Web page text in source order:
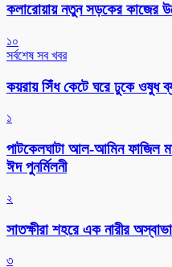
কলারোয়ায় নতুন সড়কের কাজের
১০
সর্বশেষ সব খবর
কয়রায় সিঁধ কেটে ঘরে ঢুকে ওষুধ
১
পাটকেলঘাটা আল-আমিন ফাজিল
ঈদ পুনর্মিলনী
২
সাতক্ষীরা শহরে এক নারীর
৩